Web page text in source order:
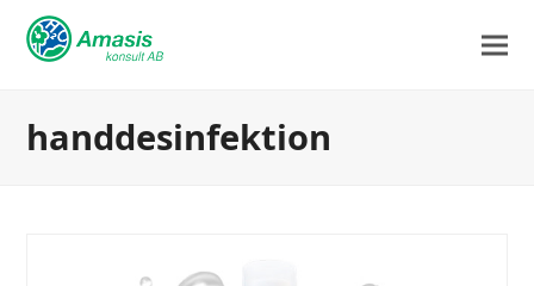
handdesinfektion